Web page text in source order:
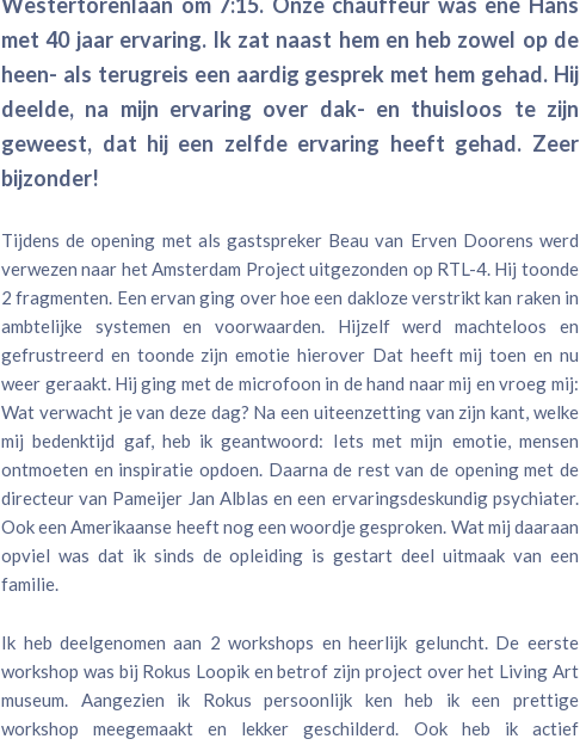
met 40 jaar ervaring. Ik zat naast hem en heb zowel op de
heen- als terugreis een aardig gesprek met hem gehad. Hij
deelde, na mijn ervaring over dak- en thuisloos te zijn
geweest, dat hij een zelfde ervaring heeft gehad. Zeer
bijzonder!
Tijdens de opening met als gastspreker Beau van Erven Doorens werd
verwezen naar het Amsterdam Project uitgezonden op RTL-4. Hij toonde
2 fragmenten. Een ervan ging over hoe een dakloze verstrikt kan raken in
ambtelijke systemen en voorwaarden. Hijzelf werd machteloos en
gefrustreerd en toonde zijn emotie hierover Dat heeft mij toen en nu
weer geraakt. Hij ging met de microfoon in de hand naar mij en vroeg mij:
Wat verwacht je van deze dag? Na een uiteenzetting van zijn kant, welke
mij bedenktijd gaf, heb ik geantwoord: Iets met mijn emotie, mensen
ontmoeten en inspiratie opdoen. Daarna de rest van de opening met de
directeur van Pameijer Jan Alblas en een ervaringsdeskundig psychiater.
Ook een Amerikaanse heeft nog een woordje gesproken. Wat mij daaraan
opviel was dat ik sinds de opleiding is gestart deel uitmaak van een
familie.
Ik heb deelgenomen aan 2 workshops en heerlijk geluncht. De eerste
workshop was bij Rokus Loopik en betrof zijn project over het Living Art
museum. Aangezien ik Rokus persoonlijk ken heb ik een prettige
workshop meegemaakt en lekker geschilderd. Ook heb ik actief